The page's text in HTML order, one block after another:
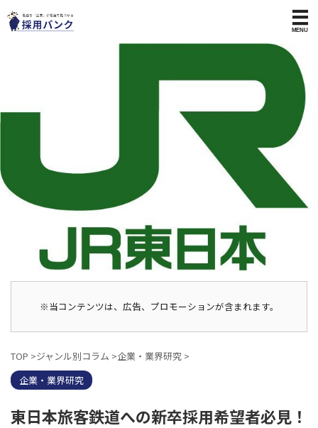
※当コンテンツは、広告、プロモーションが含まれます。
TOP >ジャンル別コラム >企業・業界研究 >
企業・業界研究
東日本旅客鉄道への新卒採用希望者必見！